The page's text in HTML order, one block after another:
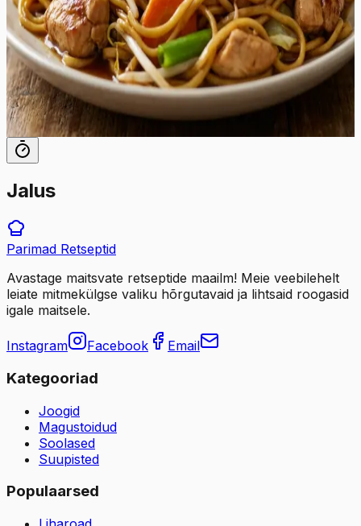
praetud chow mein nuudleid. See roog sobib
suurepäraselt argiõhtuteks, pakkudes kiirelt valmivat ja
rahuldustpakkuvat sööki kogu perele. Serveerige seda
kuumalt otse vokkpannilt ja nautige iga suutäit, mis on
täis tekstuure ja maitseid.
35min
8 tk
Jalus
Parimad Retseptid
Avastage maitsvate retseptide maailm! Meie veebilehelt
leiate mitmekülgse valiku hõrgutavaid ja lihtsaid roogasid
igale maitsele.
Instagram Facebook Email
Kategooriad
Joogid
Magustoidud
Soolased
Suupisted
Populaarsed